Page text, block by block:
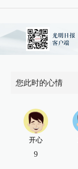
您此时的心情
开心
9